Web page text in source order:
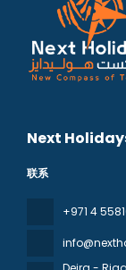
Next
联系
+971 4